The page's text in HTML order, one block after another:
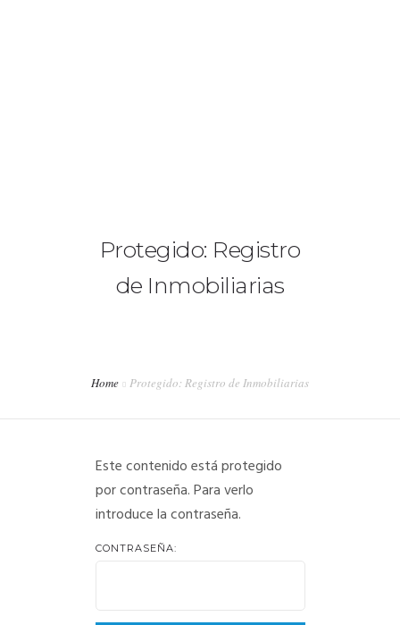
CONTACTO
ENTRA EN TU CUENTA
Protegido: Registro
de Inmobiliarias
Home Protegido: Registro de Inmobiliarias
Este contenido está protegido
por contraseña. Para verlo
introduce la contraseña.
CONTRASEÑA: